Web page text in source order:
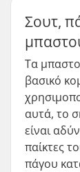
Σουτ,
Τα
βασικό
αυτά, το
είναι
παίκτες
πάγου